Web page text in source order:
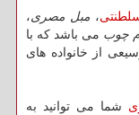
،مبل مصری،
چوب می باشد که با
از خانواده های
شما می توانید به